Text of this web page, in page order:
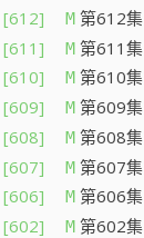
[612] M 第612集
[611] M 第611集
[610] M 第610集
[609] M 第609集
[608] M 第608集
[607] M 第607集
[606] M 第606集
[602] M 第602集